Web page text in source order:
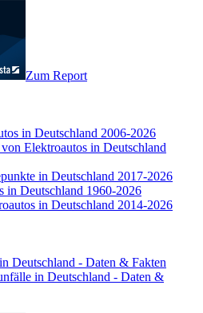
Zum Report
in Deutschland 2006-2026
Elektroautos in Deutschland
in Deutschland 2017-2026
in Deutschland 1960-2026
in Deutschland 2014-2026
Deutschland - Daten & Fakten
in Deutschland - Daten &